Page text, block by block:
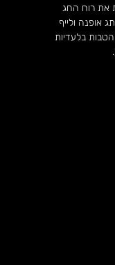
את רוח החג
אופנה ולייף
בלעדיות